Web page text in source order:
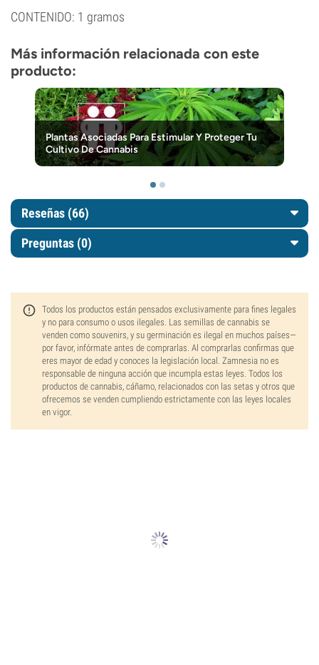
CONTENIDO: 1 gramos
Más información relacionada con este
producto:
Plantas Asociadas Para Estimular Y Proteger Tu
Cultivo De Cannabis
Reseñas (66)
Preguntas (0)
Todos los productos están pensados exclusivamente para fines legales
y no para consumo o usos ilegales. Las semillas de cannabis se
venden como souvenirs, y su germinación es ilegal en muchos países—
por favor, infórmate antes de comprarlas. Al comprarlas confirmas que
eres mayor de edad y conoces la legislación local. Zamnesia no es
responsable de ninguna acción que incumpla estas leyes. Todos los
productos de cannabis, cáñamo, relacionados con las setas y otros que
ofrecemos se venden cumpliendo estrictamente con las leyes locales
en vigor.